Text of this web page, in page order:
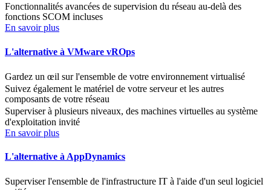
Fonctionnalités avancées de supervision du réseau au-delà des
fonctions SCOM incluses
En savoir plus
L'alternative à VMware vROps
Gardez un œil sur l'ensemble de votre environnement virtualisé
Suivez également le matériel de votre serveur et les autres
composants de votre réseau
Superviser à plusieurs niveaux, des machines virtuelles au système
d'exploitation invité
En savoir plus
L'alternative à AppDynamics
Superviser l'ensemble de l'infrastructure IT à l'aide d'un seul logiciel